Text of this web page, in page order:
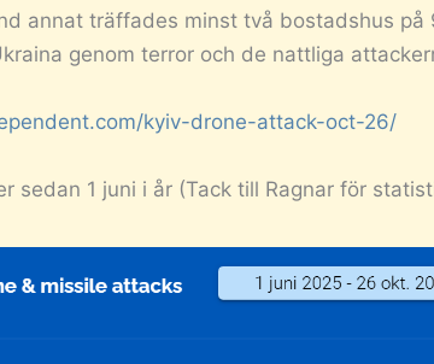
annat träffades minst två bostadshus på
genom terror och de nattliga
kyiv-drone-attack-oct-26/
sedan 1 juni i år (Tack till Ragnar för